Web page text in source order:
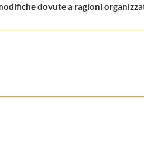
dovute a ragioni